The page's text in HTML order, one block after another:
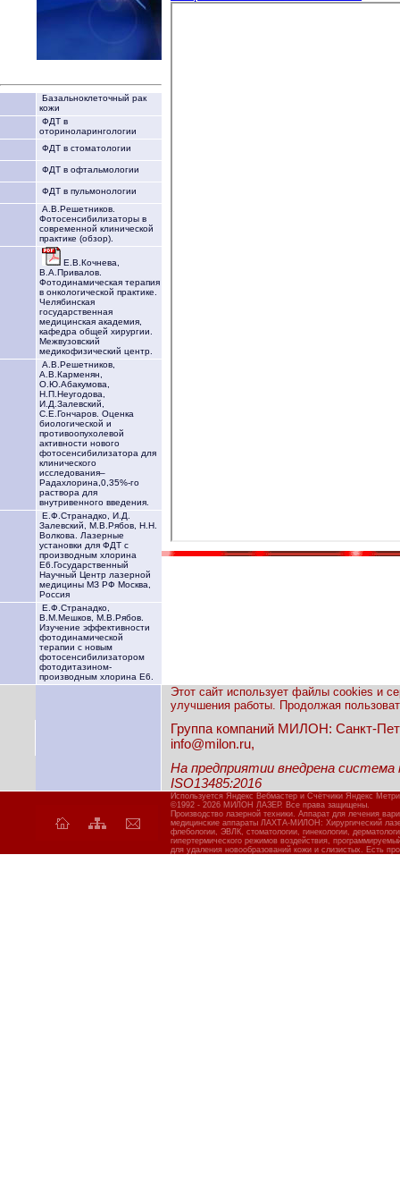
Базальноклеточный рак
кожи
ФДТ в
оториноларингологии
ФДТ в стоматологии
ФДТ в офтальмологии
ФДТ в пульмонологии
А.В.Решетников.
Фотосенсибилизаторы в
современной клинической
практике (обзор).
Е.В.Кочнева,
В.А.Привалов.
Фотодинамическая терапия
в онкологической практике.
Челябинская
государственная
медицинская академия,
кафедра общей хирургии.
Межвузовский
медикофизический центр.
А.В.Решетников,
А.В.Карменян,
О.Ю.Абакумова,
Н.П.Неугодова,
И.Д.Залевский,
С.Е.Гончаров. Оценка
биологической и
противоопухолевой
активности нового
фотосенсибилизатора для
клинического
исследования–
Радахлорина,0,35%-го
раствора для
внутривенного введения.
Е.Ф.Странадко, И.Д.
Залевский, М.В.Рябов, Н.Н.
Волкова. Лазерные
установки для ФДТ с
производным хлорина
Е6.Государственный
Научный Центр лазерной
медицины МЗ РФ Москва,
Россия
Е.Ф.Странадко,
В.М.Мешков, М.В.Рябов.
Изучение эффективности
фотодинамической
терапии с новым
фотосенсибилизатором
фотодитазином-
производным хлорина Е6.
Этот сайт использует файлы cookies и
улучшения работы. Продолжая
Группа компаний МИЛОН: Санкт-
info@milon.ru,
На предприятии внедрена
ISO13485:2016
Используется Яндекс Вебмастер и Счётчики Яндекс
©1992 - 2026 МИЛОН ЛАЗЕР. Все права защищены.
Производство лазерной техники. Аппарат для лечения
медицинские аппараты ЛАХТА-МИЛОН: Хирургический
флебологии, ЭВЛК, стоматологии, гинекологии,
гипертермического режимов воздействия,
для удаления новообразований кожи и слизистых. Есть